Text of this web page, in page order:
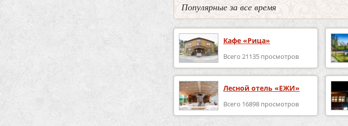
Популярные за все время
Кафе «Рица»
Всего 21135 просмотров
Лесной отель «ЕЖИ»
Всего 16898 просмотров